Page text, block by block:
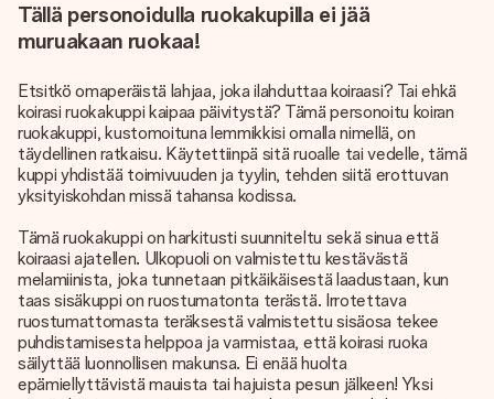
Tällä personoidulla ruokakupilla ei jää
muruakaan ruokaa!
Etsitkö omaperäistä lahjaa, joka ilahduttaa koiraasi? Tai ehkä
koirasi ruokakuppi kaipaa päivitystä? Tämä personoitu koiran
ruokakuppi, kustomoituna lemmikkisi omalla nimellä, on
täydellinen ratkaisu. Käytettiinpä sitä ruoalle tai vedelle, tämä
kuppi yhdistää toimivuuden ja tyylin, tehden siitä erottuvan
yksityiskohdan missä tahansa kodissa.
Tämä ruokakuppi on harkitusti suunniteltu sekä sinua että
koiraasi ajatellen. Ulkopuoli on valmistettu kestävästä
melamiinista, joka tunnetaan pitkäikäisestä laadustaan, kun
taas sisäkuppi on ruostumatonta terästä. Irrotettava
ruostumattomasta teräksestä valmistettu sisäosa tekee
puhdistamisesta helppoa ja varmistaa, että koirasi ruoka
säilyttää luonnollisen makunsa. Ei enää huolta
epämiellyttävistä mauista tai hajuista pesun jälkeen! Yksi